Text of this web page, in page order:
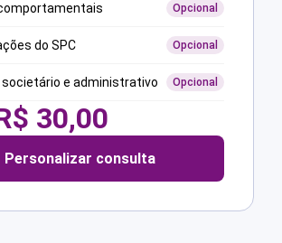
Opcional
do SPC Opcional
societário e administrativo Opcional
30,00
Personalizar consulta